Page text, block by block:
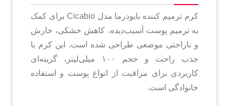
کرم ترمیم کننده بایودرما مدل Cicabio برای کمک
به ترمیم پوست آسیب‌دیده، کاهش خشکی، خارش
و ناراحتی موضعی طراحی شده است. این کرم با
جذب راحت و حجم ۱۰۰ میلی‌لیتر، گزینه‌ای
کاربردی برای مراقبت از انواع پوست و استفاده
خانوادگی است.